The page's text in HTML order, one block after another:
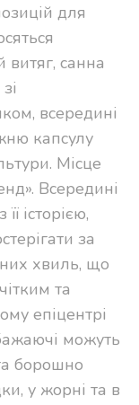
для
витяг, санна
всередині
капсулу
Місце
Всередині
історією,
за
хвиль, що
та
епіцентрі
можуть
борошно
у жорні та в